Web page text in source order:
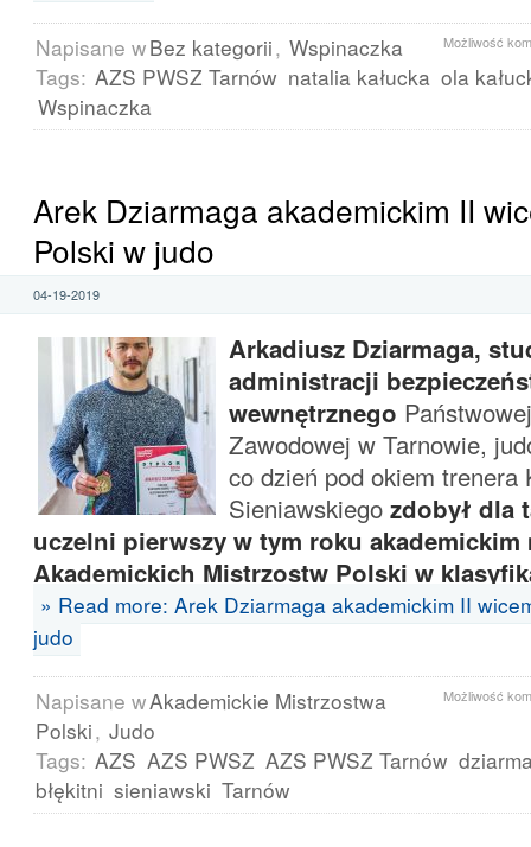
Możliwość
Napisane wBez kategorii, Wspinaczka
Tags: AZS PWSZ Tarnów natalia kałucka ola
Wspinaczka
Arek Dziarmaga akademickim II
Polski w judo
04-19-2019
Arkadiusz Dziarmaga,
administracji
wewnętrznego
Zawodowej w Tarnowie,
co dzień pod okiem trenera
Sieniawskiego zdobył dla
uczelni pierwszy w tym roku akademickim
Akademickich Mistrzostw Polski w
» Read more: Arek Dziarmaga akademickim II
judo
Możliwość
Napisane wAkademickie Mistrzostwa
Polski, Judo
Tags: AZS AZS PWSZ AZS PWSZ Tarnów
błękitni sieniawski Tarnów